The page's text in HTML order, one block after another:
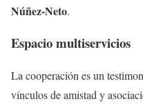
Núñez-Neto.
Espacio multiservicios
La cooperación es un
vínculos de amistad y